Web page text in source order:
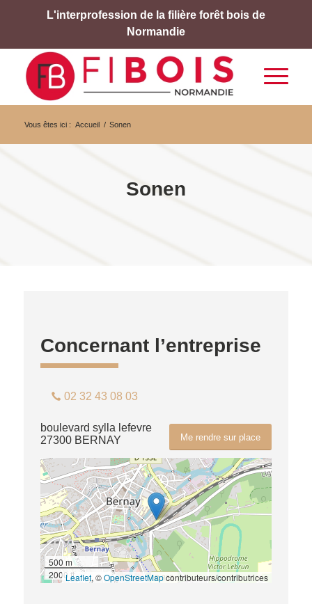
L'interprofession de la filière forêt bois de
Normandie
Vous êtes ici : Accueil / Sonen
Sonen
Concernant l’entreprise
02 32 43 08 03
Me rendre sur place
boulevard sylla lefevre
27300 BERNAY
500 m
2000 ftLeaflet, ©OpenStreetMapcontributeurs/contributrices